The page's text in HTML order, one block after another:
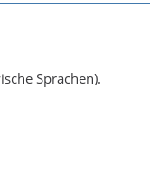
Sprachen).